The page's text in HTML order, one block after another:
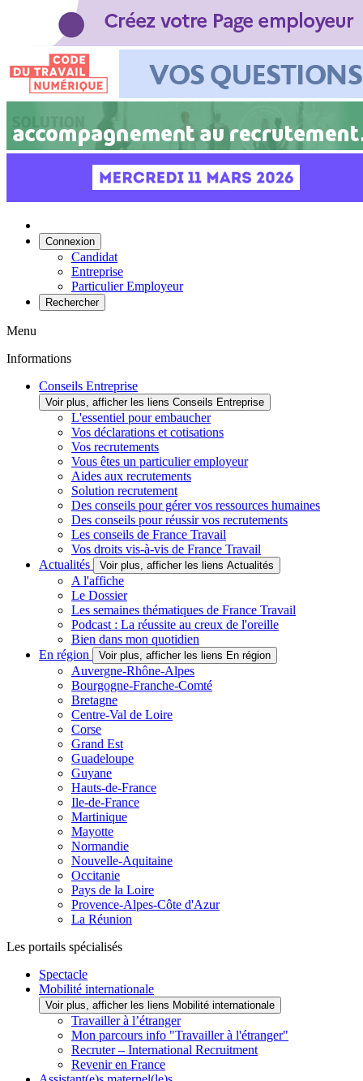
Connexion
Candidat
Entreprise
Particulier Employeur
Rechercher
Menu
Informations
Conseils Entreprise
Voir plus, afficher les liens Conseils Entreprise
L'essentiel pour embaucher
Vos déclarations et cotisations
Vos recrutements
Vous êtes un particulier employeur
Aides aux recrutements
Solution recrutement
Des conseils pour gérer vos ressources humaines
Des conseils pour réussir vos recrutements
Les conseils de France Travail
Vos droits vis-à-vis de France Travail
Actualités
Voir plus, afficher les liens Actualités
A l'affiche
Le Dossier
Les semaines thématiques de France Travail
Podcast : La réussite au creux de l'oreille
Bien dans mon quotidien
En région
Voir plus, afficher les liens En région
Auvergne-Rhône-Alpes
Bourgogne-Franche-Comté
Bretagne
Centre-Val de Loire
Corse
Grand Est
Guadeloupe
Guyane
Hauts-de-France
Ile-de-France
Martinique
Mayotte
Normandie
Nouvelle-Aquitaine
Occitanie
Pays de la Loire
Provence-Alpes-Côte d'Azur
La Réunion
Les portails spécialisés
Spectacle
Mobilité internationale
Voir plus, afficher les liens Mobilité internationale
Travailler à l’étranger
Mon parcours info "Travailler à l'étranger"
Recruter – International Recruitment
Revenir en France